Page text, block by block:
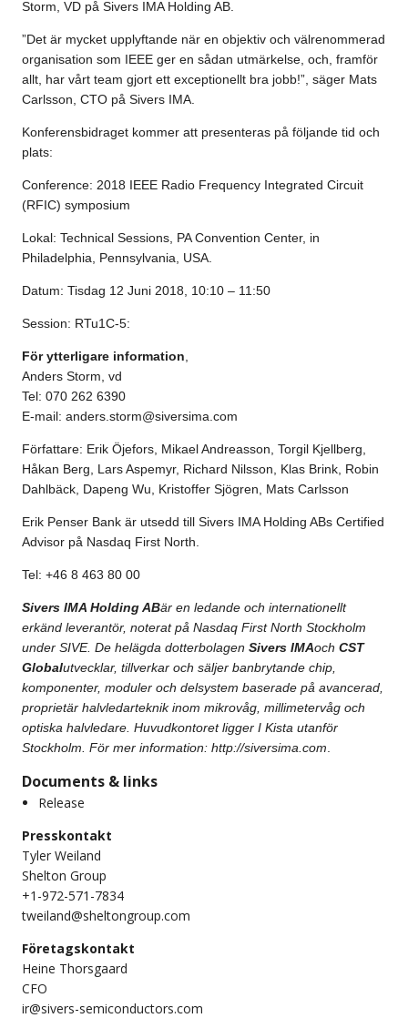
Storm, VD på Sivers IMA Holding AB.
”Det är mycket upplyftande när en objektiv och välrenommerad
organisation som IEEE ger en sådan utmärkelse, och, framför
allt, har vårt team gjort ett exceptionellt bra jobb!”, säger Mats
Carlsson, CTO på Sivers IMA.
Konferensbidraget kommer att presenteras på följande tid och
plats:
Conference: 2018 IEEE Radio Frequency Integrated Circuit
(RFIC) symposium
Lokal: Technical Sessions, PA Convention Center, in
Philadelphia, Pennsylvania, USA.
Datum: Tisdag 12 Juni 2018, 10:10 – 11:50
Session: RTu1C-5:
För ytterligare information
Anders Storm, vd
Tel: 070 262 6390
E-mail: anders.storm@siversima.com
Författare: Erik Öjefors, Mikael Andreasson, Torgil Kjellberg,
Håkan Berg, Lars Aspemyr, Richard Nilsson, Klas Brink, Robin
Dahlbäck, Dapeng Wu, Kristoffer Sjögren, Mats Carlsson
Erik Penser Bank är utsedd till Sivers IMA Holding ABs Certified
Advisor på Nasdaq First North.
Tel: +46 8 463 80 00
Sivers IMA Holding ABär en ledande och internationellt
erkänd leverantör, noterat på Nasdaq First North Stockholm
under SIVE. De helägda dotterbolagen Sivers IMAoch CST
Globalutvecklar, tillverkar och säljer banbrytande chip,
komponenter, moduler och delsystem baserade på avancerad,
proprietär halvledarteknik inom mikrovåg, millimetervåg och
optiska halvledare. Huvudkontoret ligger I Kista utanför
Stockholm. För mer information: http://siversima.com
Documents & links
Release
Presskontakt
Tyler Weiland
Shelton Group
+1-972-571-7834
tweiland@sheltongroup.com
Företagskontakt
Heine Thorsgaard
CFO
ir@sivers-semiconductors.com